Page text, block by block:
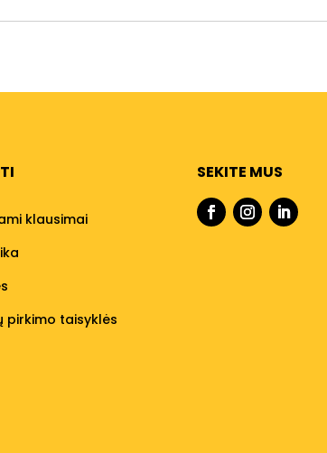
klausimai
pirkimo taisyklės
SEKITE MUS